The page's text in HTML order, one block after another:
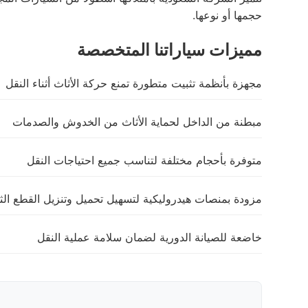
حجمها أو نوعها.
مميزات سياراتنا المتخصصة
مجهزة بأنظمة تثبيت متطورة تمنع حركة الأثاث أثناء النقل
مبطنة من الداخل لحماية الأثاث من الخدوش والصدمات
متوفرة بأحجام مختلفة لتناسب جميع احتياجات النقل
مزودة بمنصات هيدروليكية لتسهيل تحميل وتنزيل القطع
خاضعة للصيانة الدورية لضمان سلامة عملية النقل